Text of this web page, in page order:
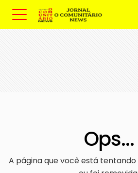
Ops...
A página que você está